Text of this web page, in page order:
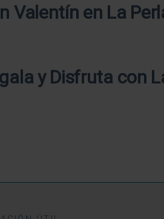
Valentín en La
y Disfruta con